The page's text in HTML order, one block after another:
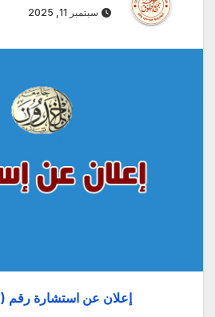
سبتمبر 11, 2025
إعلان عن استشارة رقم (2025/09)